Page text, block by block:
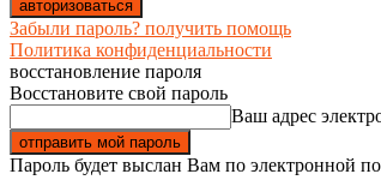
Забыли пароль? получить помощь
Политика конфиденциальности
восстановление пароля
Восстановите свой пароль
Ваш адрес
Пароль будет выслан Вам по электронной